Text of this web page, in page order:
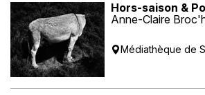
Hors-saison &
Anne-Claire
Médiathèque de